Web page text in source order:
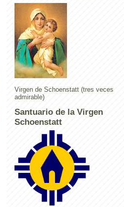
Virgen de Schoenstatt (tres veces
admirable)
Santuario de la Virgen
Schoenstatt